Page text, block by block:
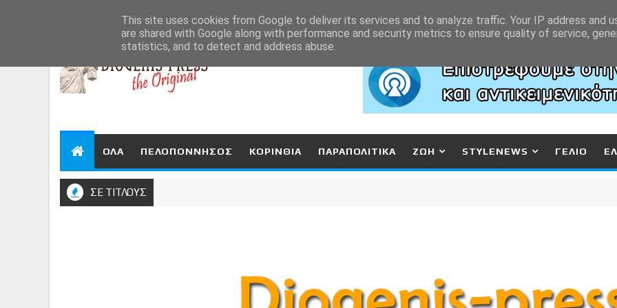
ΟΛΑ ΠΕΛΟΠΟΝΝΗΣΟΣ ΚΟΡΙΝΘΙΑ ΠΑΡΑΠΟΛΙΤΙΚΑ ΖΩΗ STYLENEWS ΓΕΛΙΟ
ΣΕ ΤΙΤΛΟΥΣ
This site uses cookies from Google to deliver its services and to analyze traffic. Your IP address and
are shared with Google along with performance and security metrics to ensure quality of service,
statistics, and to detect and address abuse.